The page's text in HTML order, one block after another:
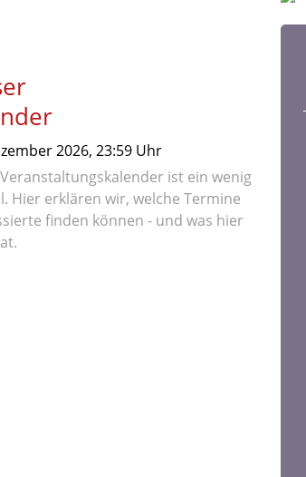
2026, 23:59Uhr
ist ein wenig
Hier erklären wir, welche Termine
finden können - und was hier